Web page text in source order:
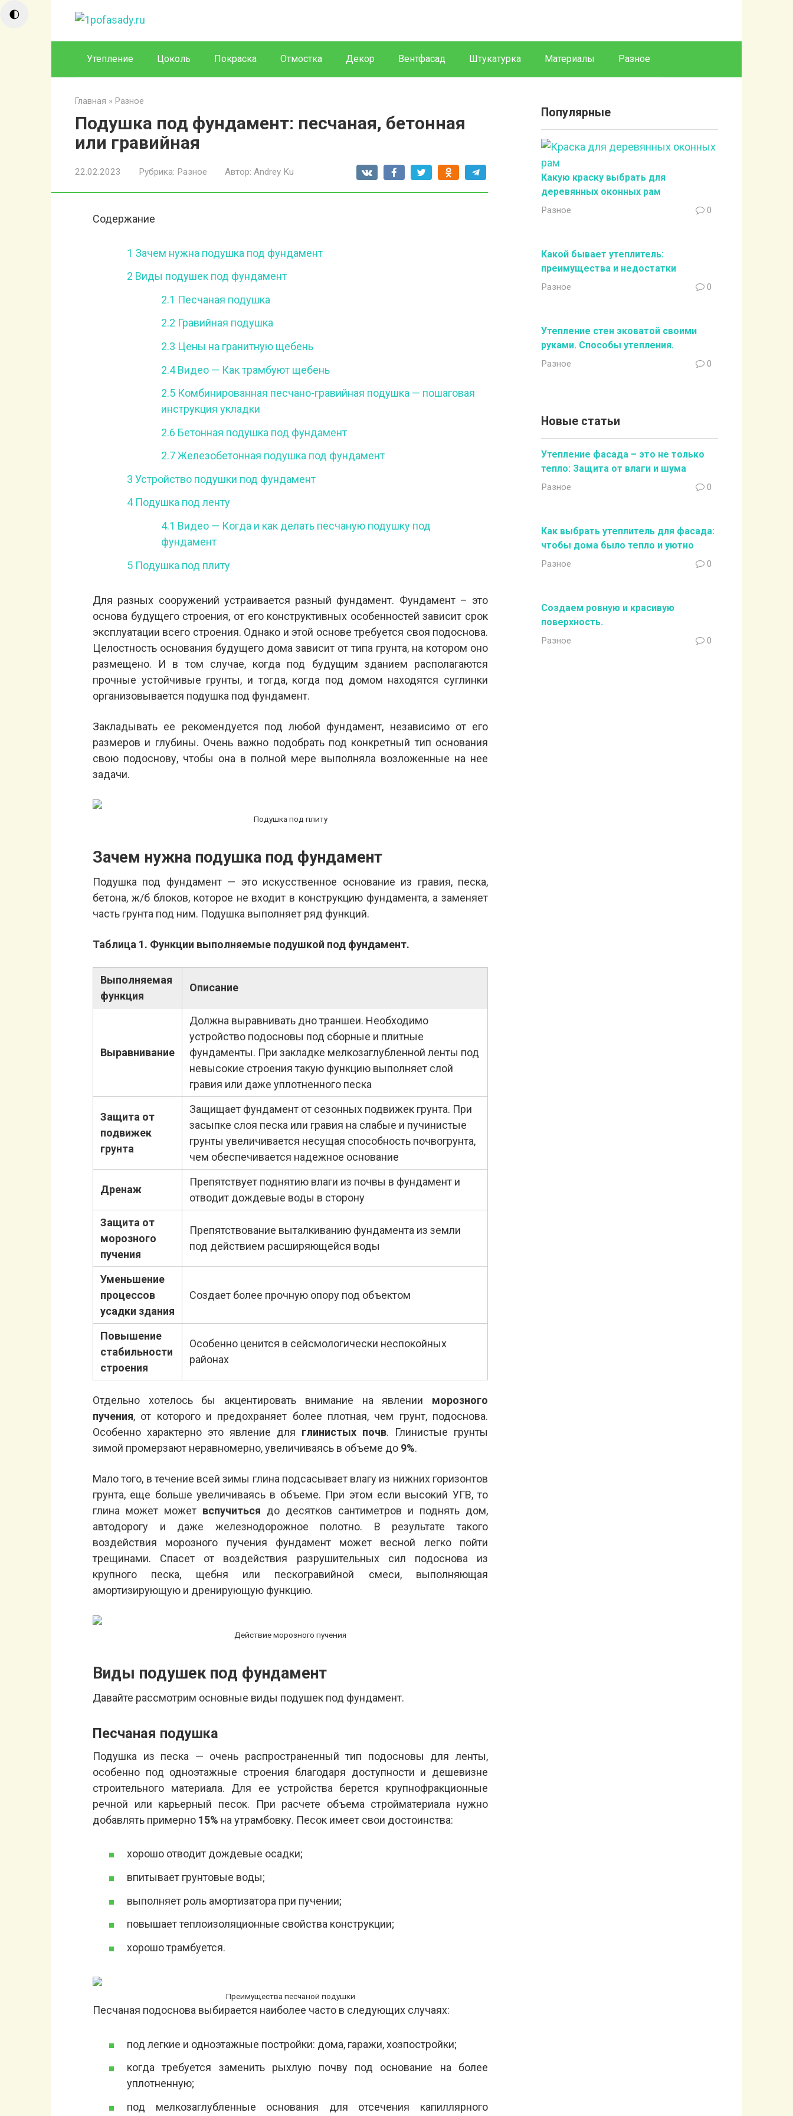
🌓
Перейти
Утепление Цоколь Покраска Отмостка Декор Вентфасад Штукатурка Материалы Разное
Главная » Разное
Подушка под фундамент: песчаная, бетонная
или гравийная
22.02.2023 Рубрика: Разное Автор: Andrey Ku
Содержание
1 Зачем нужна подушка под фундамент
2 Виды подушек под фундамент
2.1 Песчаная подушка
2.2 Гравийная подушка
2.3 Цены на гранитную щебень
2.4Видео — Как трамбуют щебень
2.5 Комбинированная песчано-гравийная подушка — пошаговая
инструкция укладки
2.6 Бетонная подушка под фундамент
2.7Железобетонная подушка под фундамент
3 Устройство подушки под фундамент
4Подушка под ленту
4.1 Видео — Когда и как делать песчаную подушку под
фундамент
5 Подушка под плиту
Для разных сооружений устраивается разный фундамент. Фундамент – это
основа будущего строения, от его конструктивных особенностей зависит срок
эксплуатации всего строения. Однако и этой основе требуется своя подоснова.
Целостность основания будущего дома зависит от типа грунта, на котором оно
размещено. И в том случае, когда под будущим зданием располагаются
прочные устойчивые грунты, и тогда, когда под домом находятся суглинки
организовывается подушка под фундамент.
Закладывать ее рекомендуется под любой фундамент, независимо от его
размеров и глубины. Очень важно подобрать под конкретный тип основания
свою подоснову, чтобы она в полной мере выполняла возложенные на нее
задачи.
Подушка под плиту
Зачем нужна подушка под фундамент
Подушка под фундамент — это искусственное основание из гравия, песка,
бетона, ж/б блоков, которое не входит в конструкцию фундамента, а заменяет
часть грунта под ним. Подушка выполняет ряд функций.
Таблица 1. Функции выполняемые подушкой под фундамент.
Выполняемая
функция
Описание
Выравнивание
Должна выравнивать дно траншеи. Необходимо
устройство подосновы под сборные и плитные
фундаменты. При закладке мелкозаглубленной ленты под
невысокие строения такую функцию выполняет слой
гравия или даже уплотненного песка
Защита от
подвижек
грунта
Защищает фундамент от сезонных подвижек грунта. При
засыпке слоя песка или гравия на слабые и пучинистые
грунты увеличивается несущая способность почвогрунта,
чем обеспечивается надежное основание
Дренаж
Препятствует поднятию влаги из почвы в фундамент и
отводит дождевые воды в сторону
Защита от
морозного
пучения
Препятствование выталкиванию фундамента из земли
под действием расширяющейся воды
Уменьшение
процессов
усадки здания
Создает более прочную опору под объектом
Повышение
стабильности
строения
Особенно ценится в сейсмологически неспокойных
районах
Отдельно хотелось бы акцентировать внимание на явлении морозного
пучения, от которого и предохраняет более плотная, чем грунт, подоснова.
Особенно характерно это явление для глинистых почв. Глинистые грунты
зимой промерзают неравномерно, увеличиваясь в объеме до 9%.
Мало того, в течение всей зимы глина подсасывает влагу из нижних горизонтов
грунта, еще больше увеличиваясь в объеме. При этом если высокий УГВ, то
глина может может вспучиться до десятков сантиметров и поднять дом,
автодорогу и даже железнодорожное полотно. В результате такого
воздействия морозного пучения фундамент может весной легко пойти
трещинами. Спасет от воздействия разрушительных сил подоснова из
крупного песка, щебня или пескогравийной смеси, выполняющая
амортизирующую и дренирующую функцию.
Действие морозного пучения
Виды подушек под фундамент
Давайте рассмотрим основные виды подушек под фундамент.
Песчаная подушка
Подушка из песка — очень распространенный тип подосновы для ленты,
особенно под одноэтажные строения благодаря доступности и дешевизне
строительного материала. Для ее устройства берется крупнофракционные
речной или карьерный песок. При расчете объема стройматериала нужно
добавлять примерно 15% на утрамбовку. Песок имеет свои достоинства:
хорошо отводит дождевые осадки;
впитывает грунтовые воды;
выполняет роль амортизатора при пучении;
повышает теплоизоляционные свойства конструкции;
хорошо трамбуется.
Преимущества песчаной подушки
Песчаная подоснова выбирается наиболее часто в следующих случаях:
под легкие и одноэтажные постройки: дома, гаражи, хозпостройки;
когда требуется заменить рыхлую почву под основание на более
уплотненную;
под мелкозаглубленные основания для отсечения капиллярного
Популярные
Какую краску выбрать для
деревянных оконных рам
Разное 0
Какой бывает утеплитель:
преимущества и недостатки
Разное 0
Утепление стен эковатой своими
руками. Способы утепления.
Разное 0
Новые статьи
Утепление фасада – это не только
тепло: Защита от влаги и шума
Разное 0
Как выбрать утеплитель для фасада:
чтобы дома было тепло и уютно
Разное 0
Создаем ровную и красивую
поверхность.
Разное 0